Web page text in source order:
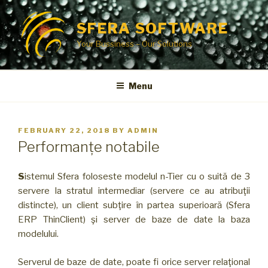
Skip
to
content
SFERA SOFTWARE
Your Bussiness – Our Solutions
Menu
POSTED
ON
FEBRUARY 22, 2018 BY ADMIN
Performanțe notabile
Sistemul Sfera foloseste modelul n-Tier cu o suită de 3
servere la stratul intermediar (servere ce au atribuţii
distincte), un client subţire în partea superioară (Sfera
ERP ThinClient) şi server de baze de date la baza
modelului.
Serverul de baze de date, poate fi orice server relaţional